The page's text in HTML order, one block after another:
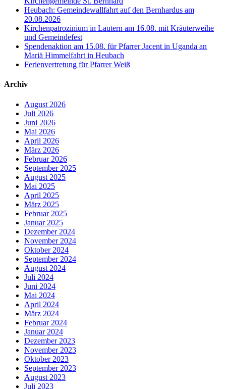
Heubach: Gemeindewallfahrt auf den Bernhardus am
20.08.2026
Kirchenpatrozinium in Lautern am 16.08. mit Kräuterweihe
und Gemeindefest
Spendenaktion am 15.08. für Pfarrer Jacent in Uganda an
Mariä Himmelfahrt in Heubach
Ferienvertretung für Pfarrer Weiß
Archiv
August 2026
Juli 2026
Juni 2026
Mai 2026
April 2026
März 2026
Februar 2026
September 2025
August 2025
Mai 2025
April 2025
März 2025
Februar 2025
Januar 2025
Dezember 2024
November 2024
Oktober 2024
September 2024
August 2024
Juli 2024
Juni 2024
Mai 2024
April 2024
März 2024
Februar 2024
Januar 2024
Dezember 2023
November 2023
Oktober 2023
September 2023
August 2023
Juli 2023